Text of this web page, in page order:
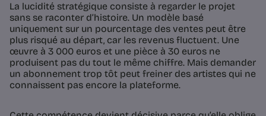
La lucidité stratégique consiste à regarder le projet
sans se raconter d’histoire. Un modèle basé
uniquement sur un pourcentage des ventes peut être
plus risqué au départ, car les revenus fluctuent. Une
œuvre à 3 000 euros et une pièce à 30 euros ne
produisent pas du tout le même chiffre. Mais demander
un abonnement trop tôt peut freiner des artistes qui ne
connaissent pas encore la plateforme.